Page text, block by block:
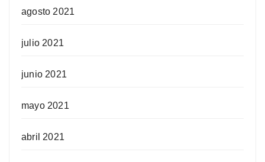
agosto 2021
julio 2021
junio 2021
mayo 2021
abril 2021